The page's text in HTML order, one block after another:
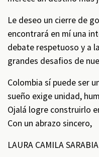
Le deseo un cierre de
encontrará en mí una
debate respetuoso y a
grandes desafios de
Colombia sí puede ser
sueño exige unidad,
Ojalá logre construirlo
Con un abrazo sincero,
LAURA CAMILA